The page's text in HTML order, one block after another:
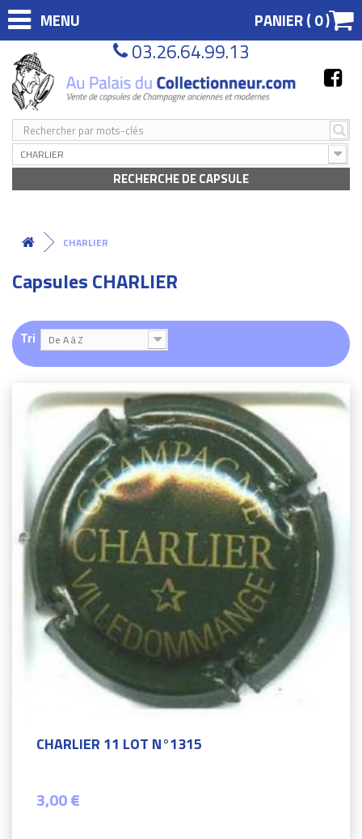
MENU PANIER (0)
03.26.64.99.13
CHARLIER
RECHERCHE DE CAPSULE
CHARLIER
Capsules CHARLIER
Tri De A à Z
CHARLIER 11 LOT N°1315
3,00 €